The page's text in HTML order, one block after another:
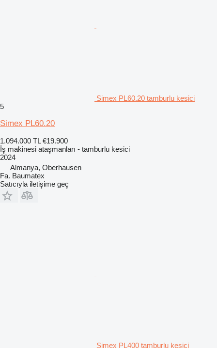
Simex PL60.20 tamburlu kesici
5
Simex PL60.20
1.094.000 TL €19.900
İş makinesi ataşmanları - tamburlu kesici
2024
Almanya, Oberhausen
Fa. Baumatex
Satıcıyla iletişime geç
Simex PL400 tamburlu kesici